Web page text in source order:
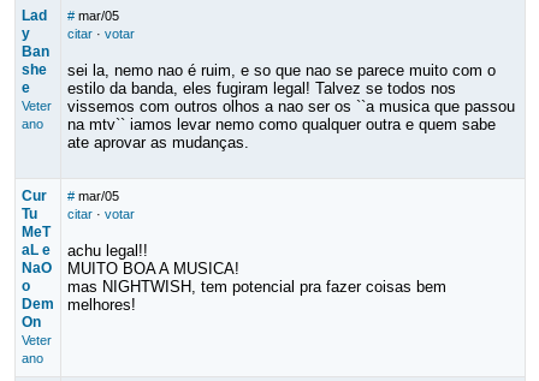
Lad
y
Ban
she
e
Veter
ano
# mar/05
citar· votar
sei la, nemo nao é ruim, e so que nao se parece muito com o
estilo da banda, eles fugiram legal! Talvez se todos nos
vissemos com outros olhos a nao ser os ``a musica que passou
na mtv`` iamos levar nemo como qualquer outra e quem sabe
ate aprovar as mudanças.
Cur
Tu
MeT
aL e
NaO
o
Dem
On
Veter
ano
# mar/05
citar· votar
achu legal!!
MUITO BOA A MUSICA!
mas NIGHTWISH, tem potencial pra fazer coisas bem
melhores!